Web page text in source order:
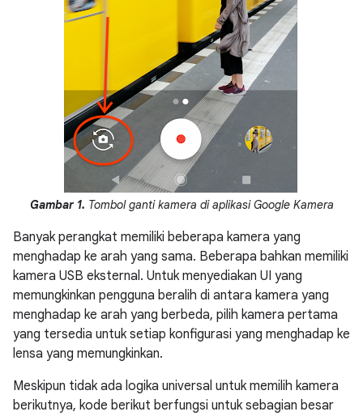
Gambar 1. Tombol ganti kamera di aplikasi Google Kamera
Banyak perangkat memiliki beberapa kamera yang
menghadap ke arah yang sama. Beberapa bahkan memiliki
kamera USB eksternal. Untuk menyediakan UI yang
memungkinkan pengguna beralih di antara kamera yang
menghadap ke arah yang berbeda, pilih kamera pertama
yang tersedia untuk setiap konfigurasi yang menghadap ke
lensa yang memungkinkan.
Meskipun tidak ada logika universal untuk memilih kamera
berikutnya, kode berikut berfungsi untuk sebagian besar